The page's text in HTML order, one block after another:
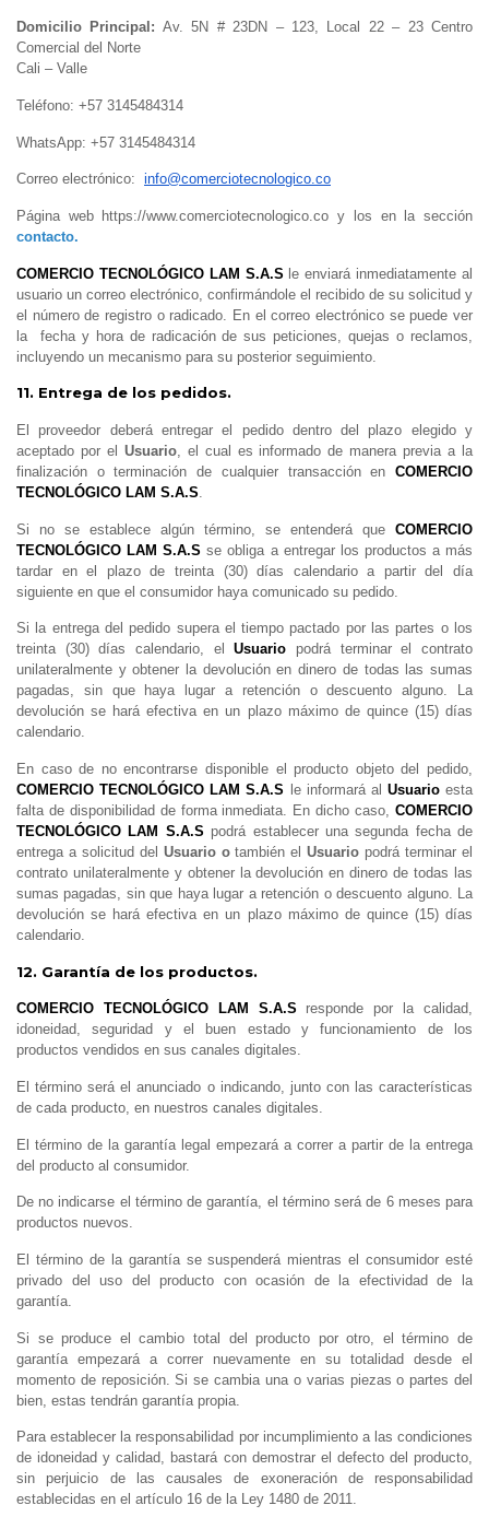
Domicilio Principal: Av. 5N # 23DN – 123, Local 22 – 23 Centro
Comercial del Norte
Cali – Valle
Teléfono: +57 3145484314
WhatsApp: +57 3145484314
Correo electrónico: info@comerciotecnologico.co
Página web https://www.comerciotecnologico.co y los en la sección
contacto.
COMERCIO TECNOLÓGICO LAM S.A.S le enviará inmediatamente al
usuario un correo electrónico, confirmándole el recibido de su solicitud y
el número de registro o radicado. En el correo electrónico se puede ver
la fecha y hora de radicación de sus peticiones, quejas o reclamos,
incluyendo un mecanismo para su posterior seguimiento.
11. Entrega de los pedidos.
El proveedor deberá entregar el pedido dentro del plazo elegido y
aceptado por el Usuario, el cual es informado de manera previa a la
finalización o terminación de cualquier transacción en COMERCIO
TECNOLÓGICO LAM S.A.S.
Si no se establece algún término, se entenderá que COMERCIO
TECNOLÓGICO LAM S.A.S se obliga a entregar los productos a más
tardar en el plazo de treinta (30) días calendario a partir del día
siguiente en que el consumidor haya comunicado su pedido.
Si la entrega del pedido supera el tiempo pactado por las partes o los
treinta (30) días calendario, elUsuario podrá terminar el contrato
unilateralmente y obtener la devolución en dinero de todas las sumas
pagadas, sin que haya lugar a retención o descuento alguno. La
devolución se hará efectiva en un plazo máximo de quince (15) días
calendario.
En caso de no encontrarse disponible el producto objeto del pedido,
COMERCIO TECNOLÓGICO LAM S.A.S
le informará al Usuarioesta
falta de disponibilidad de forma inmediata. En dicho caso, COMERCIO
TECNOLÓGICO LAM S.A.S podrá establecer una segunda fecha de
entrega a solicitud del Usuario otambién elUsuario podrá terminar el
contrato unilateralmente y obtener la devolución en dinero de todas las
sumas pagadas, sin que haya lugar a retención o descuento alguno. La
devolución se hará efectiva en un plazo máximo de quince (15) días
calendario.
12. Garantía de los productos.
COMERCIO TECNOLÓGICO LAM S.A.S
responde por la calidad,
idoneidad, seguridad y el buen estado y funcionamiento de los
productos vendidos en sus canales digitales.
El término será el anunciado o indicando, junto con las características
de cada producto, en nuestros canales digitales.
El término de la garantía legal empezará a correr a partir de la entrega
del producto al consumidor.
De no indicarse el término de garantía, el término será de 6 meses para
productos nuevos.
El término de la garantía se suspenderá mientras el consumidor esté
privado del uso del producto con ocasión de la efectividad de la
garantía.
Si se produce el cambio total del producto por otro, el término de
garantía empezará a correr nuevamente en su totalidad desde el
momento de reposición. Si se cambia una o varias piezas o partes del
bien, estas tendrán garantía propia.
Para establecer la responsabilidad por incumplimiento a las condiciones
de idoneidad y calidad, bastará con demostrar el defecto del producto,
sin perjuicio de las causales de exoneración de responsabilidad
establecidas en el artículo 16 de la Ley 1480 de 2011.